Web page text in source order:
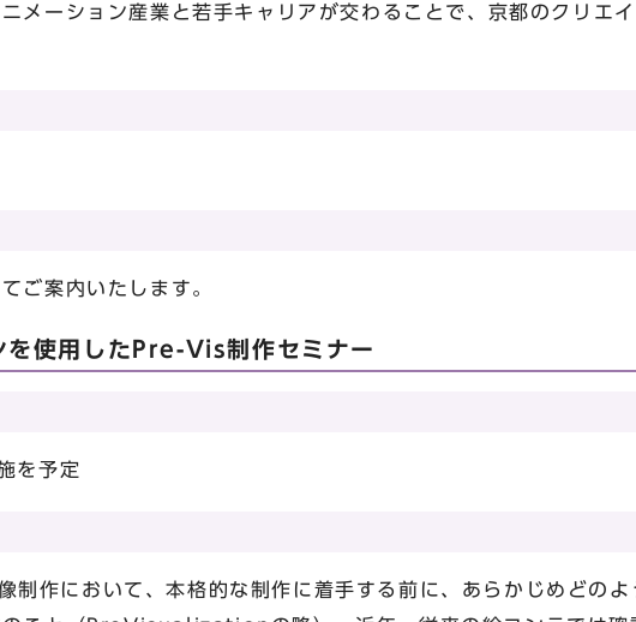
メーション産業と若手キャリアが交わることで、京都のクリエ
ご案内いたします。
を使用したPre-Vis制作セミナー
を予定
制作において、本格的な制作に着手する前に、あらかじめどのよ